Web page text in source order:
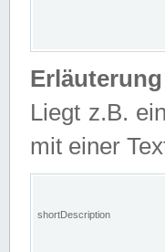
Liegt z.B.
mit einer
shortDescription